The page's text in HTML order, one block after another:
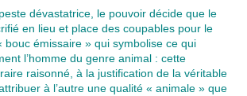
dévastatrice, le pouvoir décide que le
en lieu et place des coupables pour le
bouc émissaire » qui symbolise ce qui
l’homme du genre animal : cette
raisonné, à la justification de la véritable
à l’autre une qualité « animale » que